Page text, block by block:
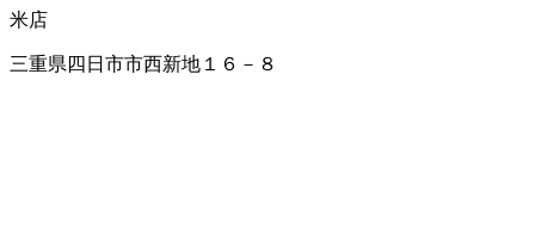
米店
三重県四日市市西新地１６－８